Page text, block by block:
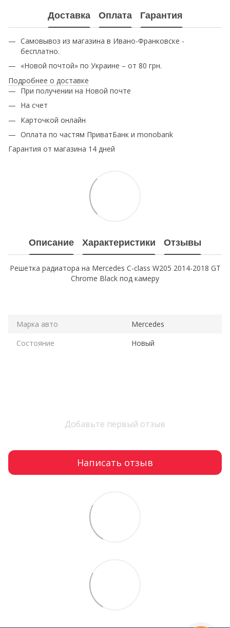
Доставка Оплата Гарантия
Самовывоз из магазина в Ивано-Франковске -
бесплатно.
«Новой почтой» по Украине – от 80 грн.
Подробнее о доставке
При получении на Новой почте
На счет
Карточкой онлайн
Оплата по частям ПриватБанк и monobank
Гарантия от магазина 14 дней
Описание Характеристики Отзывы
Решетка радиатора на Mercedes C-class W205 2014-2018 GT
Chrome Black под камеру
Марка авто
Mercedes
Состояние
Новый
Добавьте первый отзыв
Написать отзыв